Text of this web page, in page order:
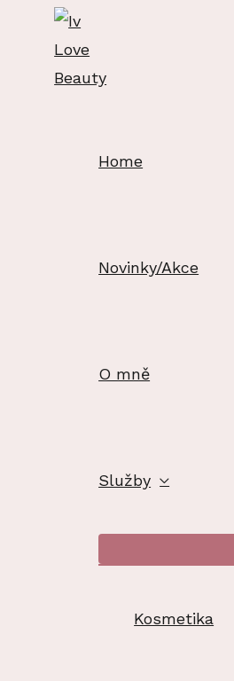
Přeskočit
Home
Novinky/Akce
O mně
Služby
menu
Kosmetika